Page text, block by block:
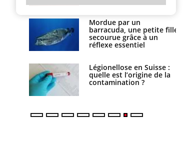
Mordue par un
barracuda, une petite fille
secourue grâce à un
réflexe essentiel
Légionellose en Suisse :
quelle est l’origine de la
contamination ?
Comment gérer le
sommeil des enfants en
vacances ?
Bilan prévention : ce que
les kinés pourront
bientôt faire